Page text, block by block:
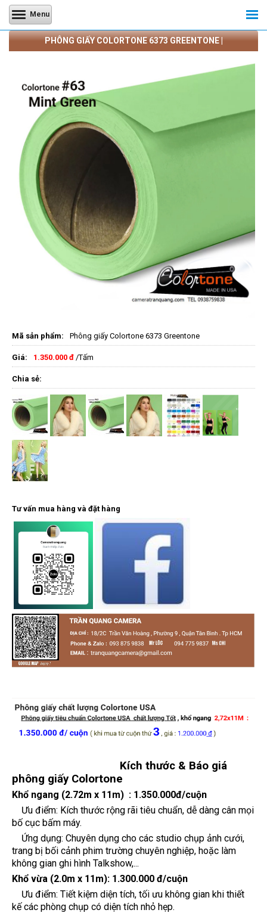
Menu
PHÔNG GIẤY COLORTONE 6373 GREENTONE |
Mã sản phẩm: Phông giấy Colortone 6373 Greentone
Giá: 1.350.000 đ /Tấm
Chia sẻ:
Tư vấn mua hàng và đặt hàng
Kích thước & Báo giá
phông giấy Colortone
Khổ ngang (2.72m x 11m) : 1.350.000đ/cuộn
Ưu điểm: Kích thước rộng rãi tiêu chuẩn, dễ dàng cân mọi
bố cục bấm máy.
Ứng dụng: Chuyên dụng cho các studio chụp ảnh cưới,
trang bị bối cảnh phim trường chuyên nghiệp, hoặc làm
không gian ghi hình Talkshow,...
Khổ vừa (2.0m x 11m): 1.300.000 đ/cuộn
Ưu điểm: Tiết kiệm diện tích, tối ưu không gian khi thiết
kế các phòng chụp có diện tích nhỏ hẹp.